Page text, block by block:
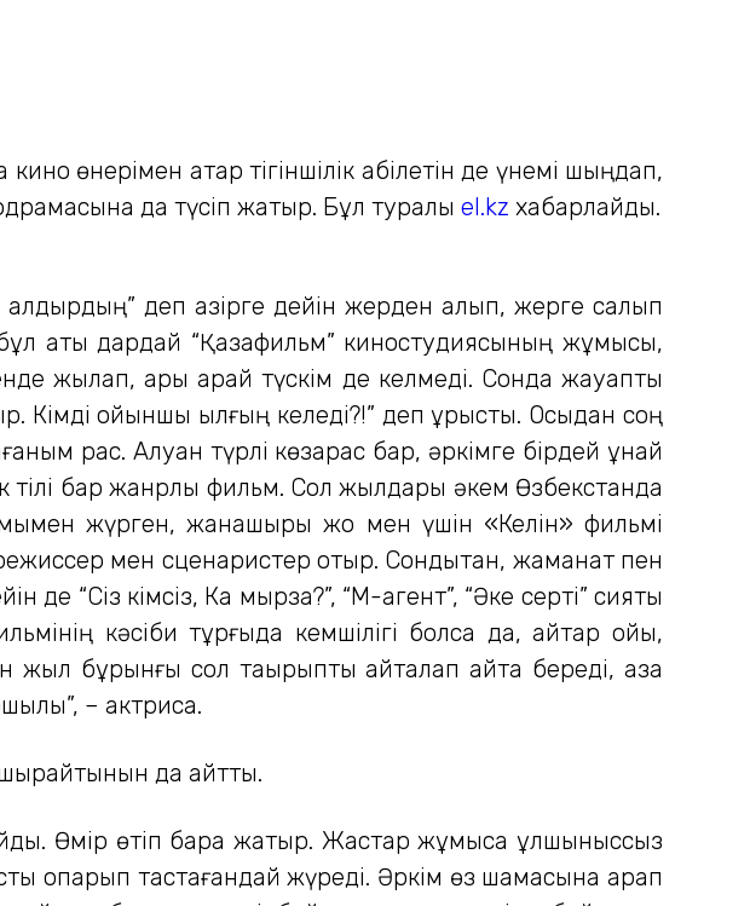
өнерімен қатар тігіншілік қабілетін де үнемі шыңдап,
да түсіп жатыр. Бұл туралы el.kz хабарлайды.
деп қазірге дейін жерден алып, жерге салып
аты дардай “Қазақфильм” киностудиясының жұмысы,
жылап, ары қарай түскім де келмеді. Сонда жауапты
Кімді ойыншық қылғың келеді?!” деп ұрысты. Осыдан соң
рас. Алуан түрлі көзқарас бар, әркімге бірдей ұнай
тілі бар жанрлық фильм. Сол жылдары әкем Өзбекстанда
жүрген, жанашыры жоқ мен үшін «Келін» фильмі
мен сценаристер отыр. Сондықтан, жаманат пен
де “Сіз кімсіз, Ка мырза?”, “М-агент”, “Әке серті” сияқты
кәсіби тұрғыда кемшілігі болса да, айтар ойы,
бұрынғы сол тақырыпты қайталап айта береді, қаза
– актриса.
да айтты.
Өмір өтіп бара жатыр. Жастар жұмысқа құлшыныссыз
қопарып тастағандай жүреді. Әркім өз шамасына қарап